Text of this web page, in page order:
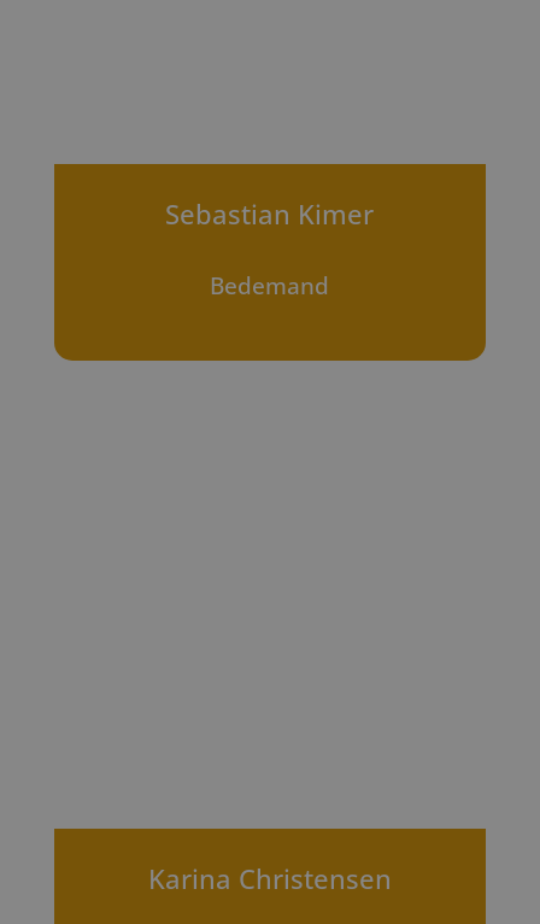
Sebastian Kimer
Bedemand
Karina Christensen